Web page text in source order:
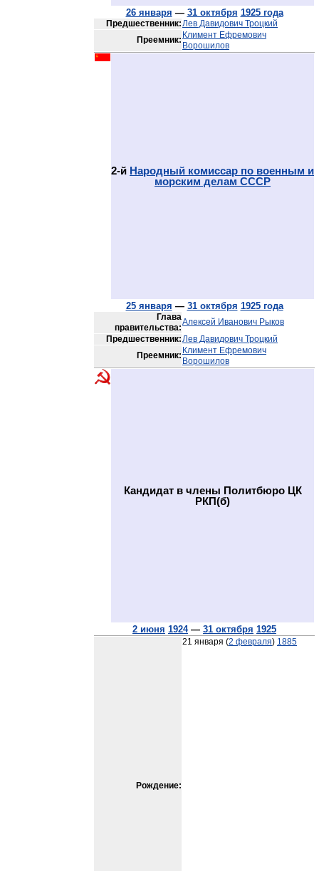
26 января — 31 октября 1925 года
Предшественник:Лев Давидович Троцкий
Преемник: Климент Ефремович
Ворошилов
2-й Народный комиссар по военным и
морским делам СССР
25 января — 31 октября 1925 года
Глава
правительства:
Алексей Иванович Рыков
Предшественник:Лев Давидович Троцкий
Преемник: Климент Ефремович
Ворошилов
Кандидат в члены Политбюро ЦК
РКП(б)
2 июня 1924— 31 октября 1925
Рождение:
21 января (2 февраля) 1885